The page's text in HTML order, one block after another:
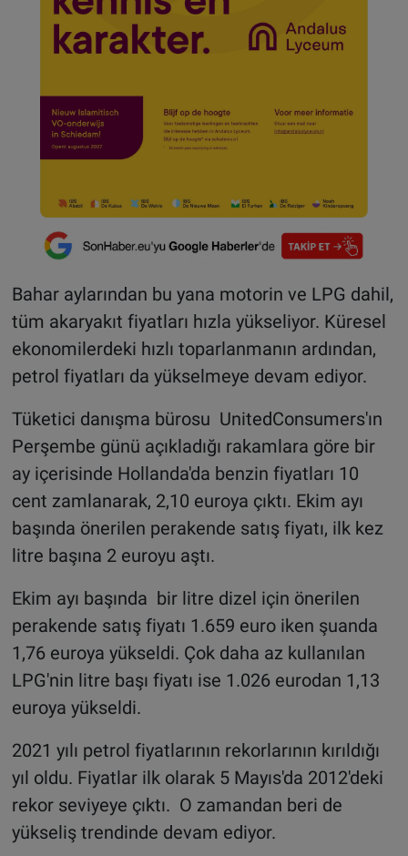
Bahar aylarından bu yana motorin ve LPG dahil,
tüm akaryakıt fiyatları hızla yükseliyor. Küresel
ekonomilerdeki hızlı toparlanmanın ardından,
petrol fiyatları da yükselmeye devam ediyor.
Tüketici danışma bürosu UnitedConsumers'ın
Perşembe günü açıkladığı rakamlara göre bir
ay içerisinde Hollanda'da benzin fiyatları 10
cent zamlanarak, 2,10 euroya çıktı. Ekim ayı
başında önerilen perakende satış fiyatı, ilk kez
litre başına 2 euroyu aştı.
Ekim ayı başında bir litre dizel için önerilen
perakende satış fiyatı 1.659 euro iken şuanda
1,76 euroya yükseldi. Çok daha az kullanılan
LPG'nin litre başı fiyatı ise 1.026 eurodan 1,13
euroya yükseldi.
2021 yılı petrol fiyatlarının rekorlarının kırıldığı
yıl oldu. Fiyatlar ilk olarak 5 Mayıs'da 2012'deki
rekor seviyeye çıktı. O zamandan beri de
yükseliş trendinde devam ediyor.